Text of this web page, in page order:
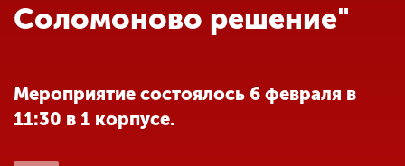
Другие виды
Соломоново решение"
Мероприятие состоялось 6 февраля в
11:30 в 1 корпусе.